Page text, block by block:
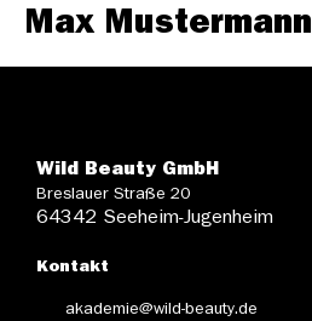
Max Mustermann
Wild Beauty GmbH
Breslauer Straße 20
64342 Seeheim-Jugenheim
Kontakt
akademie@wild-beauty.de